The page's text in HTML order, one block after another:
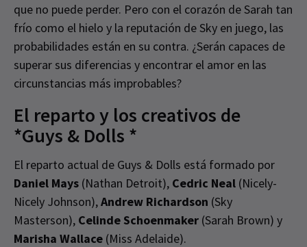
que no puede perder. Pero con el corazón de Sarah tan
frío como el hielo y la reputación de Sky en juego, las
probabilidades están en su contra. ¿Serán capaces de
superar sus diferencias y encontrar el amor en las
circunstancias más improbables?
El reparto y los creativos de
*Guys & Dolls *
El reparto actual de Guys & Dolls está formado por
Daniel Mays (Nathan Detroit), Cedric Neal (Nicely-
Nicely Johnson), Andrew Richardson (Sky
Masterson), Celinde Schoenmaker (Sarah Brown) y
Marisha Wallace (Miss Adelaide).